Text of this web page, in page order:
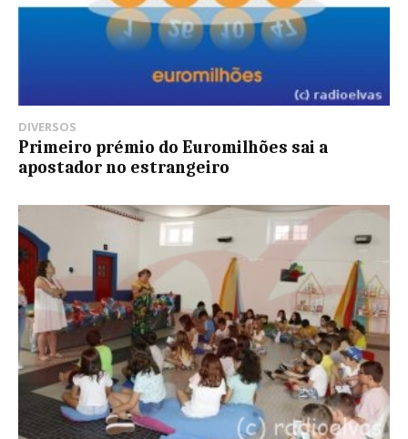
DIVERSOS
Primeiro prémio do Euromilhões sai a
apostador no estrangeiro